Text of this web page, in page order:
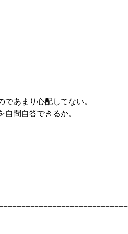
あまり心配してない。
問自答できるか。